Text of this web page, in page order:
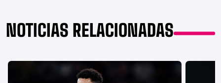
NOTICIAS RELACIONADAS